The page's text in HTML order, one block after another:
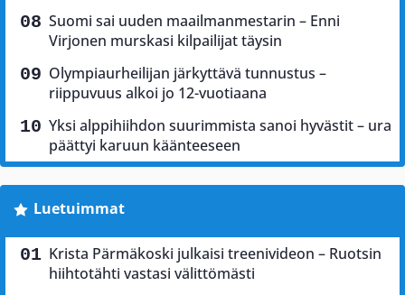
Suomi sai uuden maailmanmestarin – Enni
Virjonen murskasi kilpailijat täysin
Olympiaurheilijan järkyttävä tunnustus –
riippuvuus alkoi jo 12-vuotiaana
Yksi alppihiihdon suurimmista sanoi hyvästit – ura
päättyi karuun käänteeseen
Luetuimmat
Krista Pärmäkoski julkaisi treenivideon – Ruotsin
hiihtotähti vastasi välittömästi